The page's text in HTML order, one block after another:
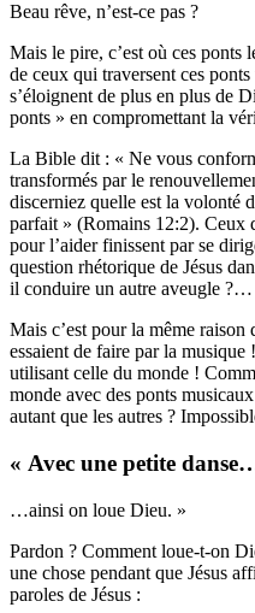
Beau rêve, n’est-ce pas ?
Mais le pire, c’est où ces ponts
de ceux qui traversent ces
s’éloignent de plus en plus de
ponts » en compromettant la
La Bible dit : « Ne vous
transformés par le
discerniez quelle est la volonté
parfait » (Romains 12:2). Ceux
pour l’aider finissent par se
question rhétorique de Jésus
il conduire un autre aveugle
Mais c’est pour la même raison
essaient de faire par la musique
utilisant celle du monde !
monde avec des ponts
autant que les autres ?
« Avec une petite
…ainsi on loue Dieu. »
Pardon ? Comment loue-t-on
une chose pendant que Jésus
paroles de Jésus :